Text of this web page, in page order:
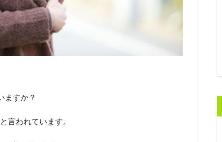
ますか？
言われています。